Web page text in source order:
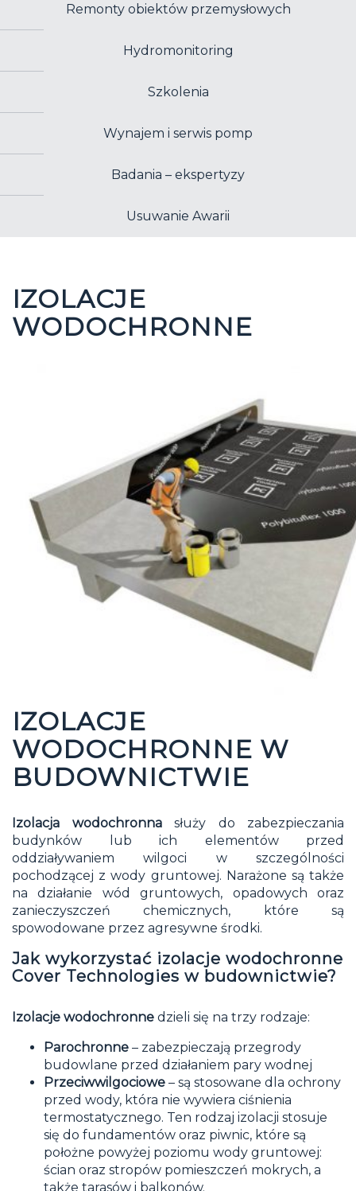
Remonty obiektów przemysłowych
Hydromonitoring
Szkolenia
Wynajem i serwis pomp
Badania – ekspertyzy
Usuwanie Awarii
IZOLACJE
WODOCHRONNE
IZOLACJE
WODOCHRONNE W
BUDOWNICTWIE
Izolacja wodochronnasłuży do zabezpieczania
budynków lub ich elementów przed
oddziaływaniem wilgoci w szczególności
pochodzącej z wody gruntowej. Narażone są także
na działanie wód gruntowych, opadowych oraz
zanieczyszczeń chemicznych, które są
spowodowane przez agresywne środki.
Jak wykorzystać izolacje wodochronne
Cover Technologies w budownictwie?
Izolacje wodochronne dzieli się na trzy rodzaje:
Parochronne – zabezpieczają przegrody
budowlane przed działaniem pary wodnej
Przeciwwilgociowe – są stosowane dla ochrony
przed wody, która nie wywiera ciśnienia
termostatycznego. Ten rodzaj izolacji stosuje
się do fundamentów oraz piwnic, które są
położne powyżej poziomu wody gruntowej:
ścian oraz stropów pomieszczeń mokrych, a
także tarasów i balkonów.